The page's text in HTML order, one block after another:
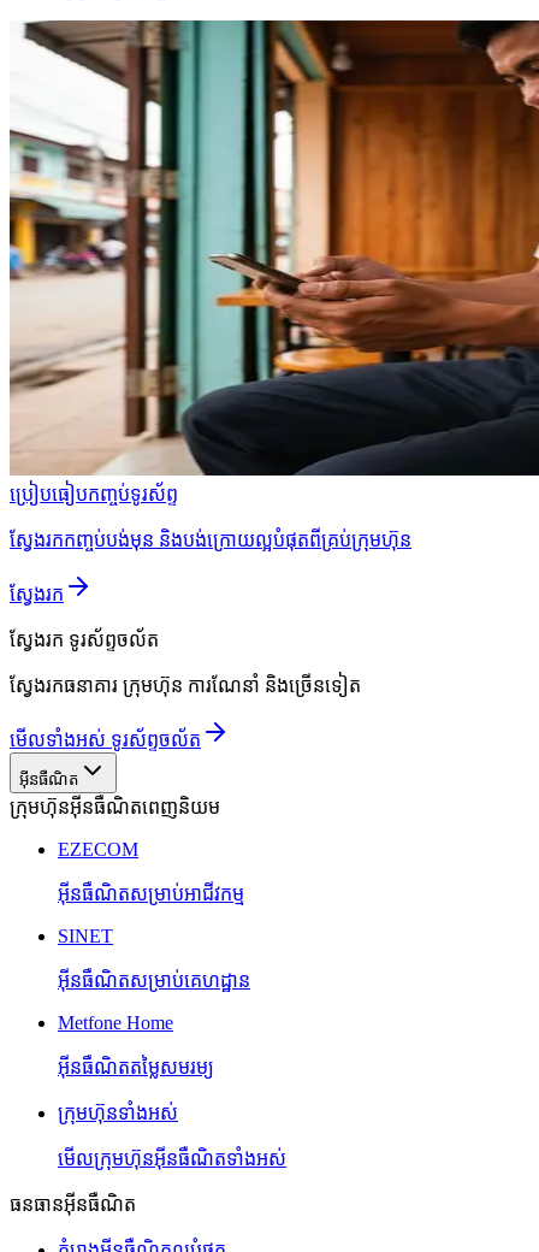
ប្រៀបធៀបកញ្ចប់ទូរស័ព្ទ
ស្វែងរកកញ្ចប់បង់មុន និងបង់ក្រោយល្អបំផុតពីគ្រប់ក្រុមហ៊ុន
ស្វែងរក
ស្វែងរក ទូរស័ព្ទចល័ត
ស្វែងរកធនាគារ ក្រុមហ៊ុន ការណែនាំ និងច្រើនទៀត
មើលទាំងអស់ ទូរស័ព្ទចល័ត
អ៊ីនធឺណិត
ក្រុមហ៊ុនអ៊ីនធឺណិតពេញនិយម
EZECOM
អ៊ីនធឺណិតសម្រាប់អាជីវកម្ម
SINET
អ៊ីនធឺណិតសម្រាប់គេហដ្ឋាន
Metfone Home
អ៊ីនធឺណិតតម្លៃសមរម្យ
ក្រុមហ៊ុនទាំងអស់
មើលក្រុមហ៊ុនអ៊ីនធឺណិតទាំងអស់
ធនធានអ៊ីនធឺណិត